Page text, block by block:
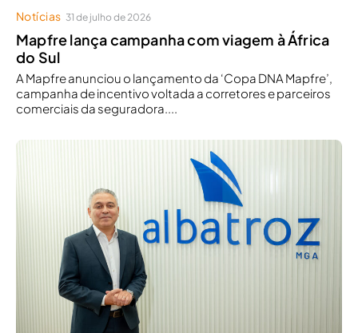
Notícias 31 de julho de 2026
Mapfre lança campanha com viagem à África
do Sul
A Mapfre anunciou o lançamento da ‘Copa DNA Mapfre’,
campanha de incentivo voltada a corretores e parceiros
comerciais da seguradora....